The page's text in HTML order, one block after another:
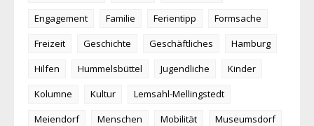
Engagement
Familie Ferientipp
Formsache
Freizeit
Geschichte Geschäftliches
Hamburg
Hilfen
Hummelsbüttel Jugendliche
Kinder
Kolumne
Kultur
Lemsahl-Mellingstedt
Meiendorf
Menschen Mobilität
Museumsdorf